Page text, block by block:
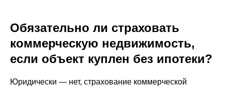
Обязательно ли страховать
коммерческую недвижимость,
если объект куплен без ипотеки?
Юридически — нет, страхование коммерческой